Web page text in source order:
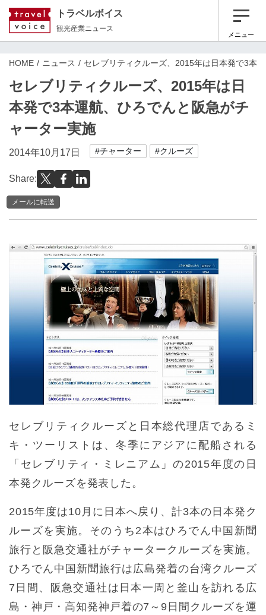
トラベルボイス
観光産業ニュース
メニュー
HOME ニュース セレブリティクルーズ、2015年は日本発で3本
セレブリティクルーズ、2015年は日
本発で3本運航、ひろでんと阪急がチ
ャーター実施
2014年10月17日 #チャーター #クルーズ
Share:
メールに転送
セレブリティクルーズと日本総代理店であるミ
キ・ツーリストは、冬季にアジアに配船される
「セレブリティ・ミレニアム」の2015年度の日
本発クルーズを発表した。
2015年度は10月に日本へ戻り、計3本の日本発ク
ルーズを実施。そのうち2本はひろでん中国新聞
旅行と阪急交通社がチャータークルーズを実施。
ひろでん中国新聞旅行は広島発着の台湾クルーズ
7日間、阪急交通社は日本一周と釜山を訪れる広
島・神戸・高知発神戸着の7～9日間クルーズを運